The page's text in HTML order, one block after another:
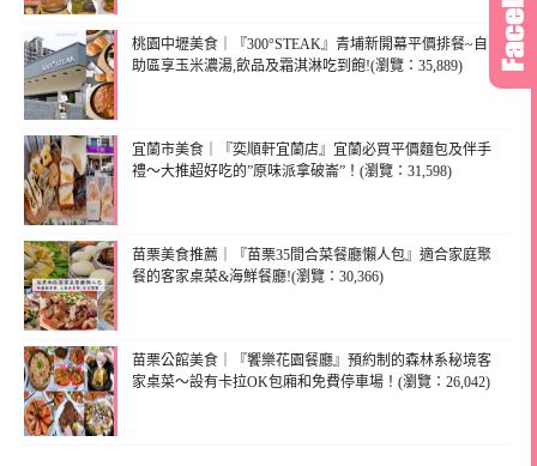
桃園中壢美食｜『300°STEAK』青埔新開幕平價排餐~自
助區享玉米濃湯,飲品及霜淇淋吃到飽!(瀏覽：35,889)
宜蘭市美食｜『奕順軒宜蘭店』宜蘭必買平價麵包及伴手
禮～大推超好吃的”原味派拿破崙”！(瀏覽：31,598)
苗栗美食推薦｜『苗栗35間合菜餐廳懶人包』適合家庭聚
餐的客家桌菜&海鮮餐廳!(瀏覽：30,366)
苗栗公館美食｜『饗樂花園餐廳』預約制的森林系秘境客
家桌菜～設有卡拉OK包廂和免費停車場！(瀏覽：26,042)